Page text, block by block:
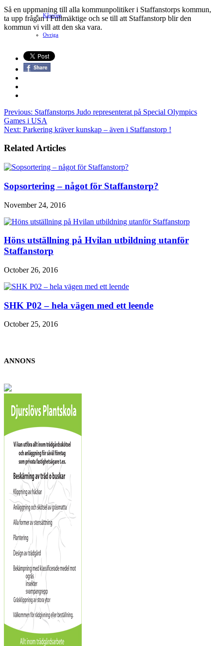
Kåserier
Ovriga
Så en uppmaning till alla kommunpolitiker i Staffanstorps kommun,
ta upp frågan i Full­mäktige och se till att Staffanstorp blir den
kommun vi vill att den ska vara.
Previous: Staffanstorps Judo representerat på Special Olympics
Games i USA
Next: Parkering kräver kunskap – även i Staffanstorp !
Related Articles
Sopsortering – något för Staffanstorp?
November 24, 2016
Höns utställning på Hvilan utbildning utanför
Staffanstorp
October 26, 2016
SHK P02 – hela vägen med ett leende
October 25, 2016
ANNONS